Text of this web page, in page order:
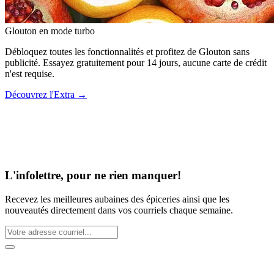
Glouton en mode turbo
Débloquez toutes les fonctionnalités et profitez de Glouton sans
publicité. Essayez gratuitement pour 14 jours, aucune carte de crédit
n'est requise.
Découvrez l'Extra →
L'infolettre, pour ne rien manquer!
Recevez les meilleures aubaines des épiceries ainsi que les
nouveautés directement dans vos courriels chaque semaine.